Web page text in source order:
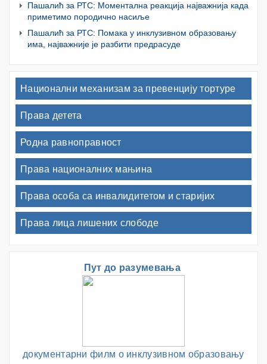
Пашалић за РТС: Моментална реакција најважнија када
приметимо породично насиље
Пашалић за РТС: Помака у инклузивном образовању
има, најважније је разбити предрасуде
Национални механизам за превенцију тортуре
Права детета
Родна равноправност
Права националних мањина
Права особа са инвалидитетом и старијих
Права лица лишених слободе
Пут до разумевања
документарни филм о инклузивном образовању